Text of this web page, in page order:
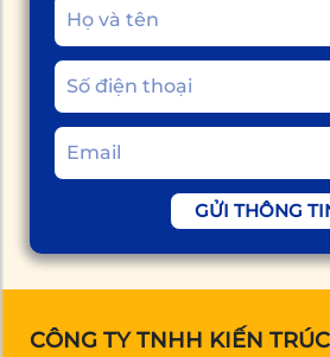
GỬI THÔNG
CÔNG TY TNHH KIẾN